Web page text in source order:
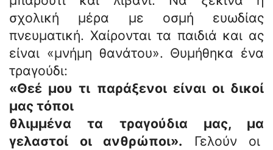
σχολική μέρα με οσμή ευωδίας
πνευματική. Χαίρονται τα παιδιά και ας
είναι «μνήμη θανάτου». Θυμήθηκα ένα
τραγούδι:
«Θεέ μου τι παράξενοι είναι οι δικοί
μας τόποι
θλιμμένα τα τραγούδια μας, μα
γελαστοί οι ανθρώποι». Γελούν οι